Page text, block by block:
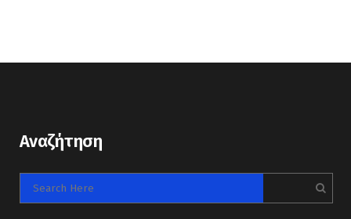
Αναζήτηση